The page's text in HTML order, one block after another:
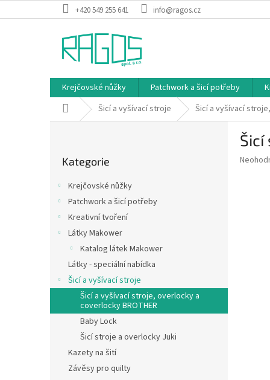
na
+420 549 255 641 info@ragos.cz
Krejčovské nůžky Patchwork a šicí potřeby
Domů Šicí a vyšívací stroje Šicí a vyšívací
e
kategorie
Kategorie
Krejčovské nůžky
Patchwork a šicí potřeby
Kreativní tvoření
Látky Makower
Katalog látek Makower
Látky - speciální nabídka
Šicí a vyšívací stroje
Šicí a vyšívací stroje, overlocky a
coverlocky BROTHER
Baby Lock
Šicí stroje a overlocky Juki
Kazety na šití
Závěsy pro quilty
Šicí